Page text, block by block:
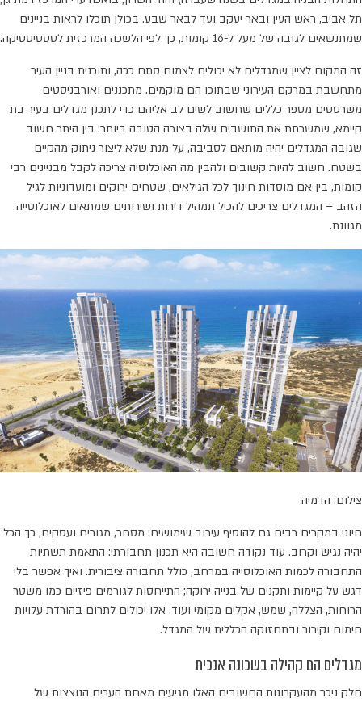
תל אביב, ראש העין ובאר יעקב ועד לבאר שבע. בכולן תוכלו לראות בניינים
שמתנשאים לגובה של מעל ל-16 קומות, כך לפי הלשכה המרכזית לסטטיסטיקה.
זה המקום לציין שמגדלים לא יכולים לצמוח סתם ככה, ותוכנית בניין העיר
מתחשבת במרקם העירוני שבתוכו הם מוקמים. מתכננים ואורבניסטים
משרטטים מספר כללים שחשוב לשים לב אליהם כדי לתכנן מגדלים בעיר בת
קיימא, שמשרתת את התושבים שלה בצורה הטובה ביותר: בין היתר חשוב
שגובה המגדלים יהיה מותאם לסביבה, על מנת שלא ליצור ניתוק מהקיים
בשטח. חשוב להיות קשובים ולהבין מה האוכלוסיה צריכה לקבל מבניינים רבי
קומות, בין אם מוסדות חינוך לכל הגילאים, שטחים ירוקים ומועדוניות לגיל
הזהב – המגדלים צריכים להכיל תמהיל דירות ושירותים שמתאים לאוכלוסייה
מגוונת.
צילום: הדמיה
חיוני במקרים רבים גם להוסיף עירוב שימושים: מסחר, מגורים ועסקים, כך הכל
יהיה נגיש וקרוב. עוד נקודה חשובה היא תכנון תחבורתי: התאמת תשתיות
התחבורה לכמות האוכלוסייה במרחב, כולל תחבורה ציבורית. ואיך אפשר בלי
דגש על קיימות ותקנים של בנייה ירוקה; התייחסות לגורמים פיזיים כמו משטר
הרוחות, הצללה, שמש, אקלים מקומי ועוד. אלו יכולים לתרום בהורדת עלויות
חימום וקירור ובתחזוקה הכללית של המגדל.
מגדלים הם קהילה בשכונה אנכית
חלק ניכר מהעקרונות החשובים האלו מגיעים מאחת הערים הנוצצות של